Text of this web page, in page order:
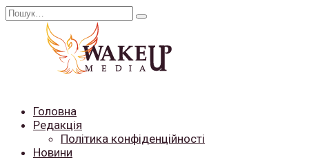
Перейти
Search
Головна
Редакція
Політика конфіденційності
Новини